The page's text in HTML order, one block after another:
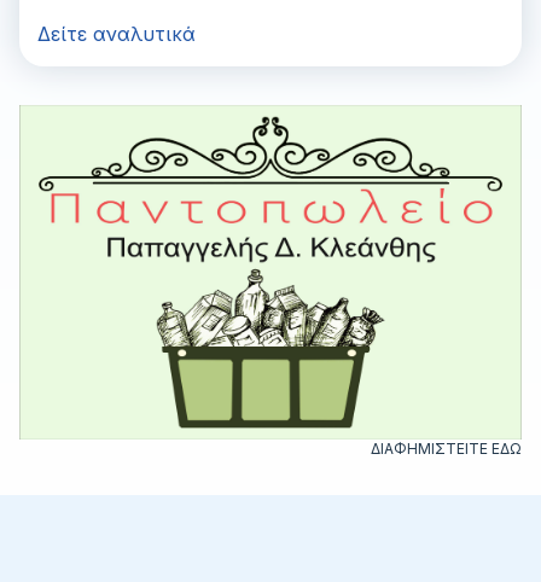
Δείτε αναλυτικά
ΔΙΑΦΗΜΙΣΤΕΙΤΕ ΕΔΩ